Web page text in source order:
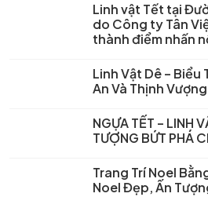
Linh vật Tết tại
do Công ty Tân
thành điểm nhấn
Linh Vật Dê – Biểu
An Và Thịnh
NGỰA TẾT – LINH
TƯỢNG BỨT PHÁ
Trang Trí Noel
Noel Đẹp, Ấn